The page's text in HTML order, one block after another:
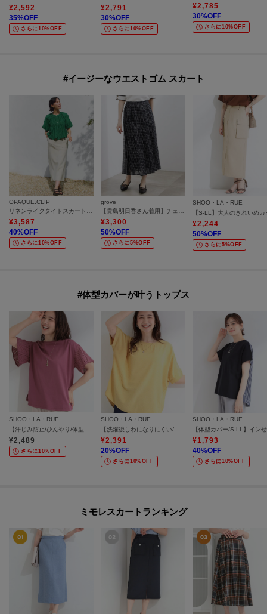
¥2,592
35%OFF
さらに10%OFF
¥2,791
30%OFF
さらに10%OFF
¥2,785
30%OFF
さらに10%OFF
#イージーなウエストゴム スカート
OPAQUE.CLIP
リネンライクタイトスカート【洗濯機OK】
¥3,587
40%OFF
さらに10%OFF
grove
【貴島明日香さん着用】チェックレースプリーツスカート
¥3,300
50%OFF
さらに5%OFF
SHOO・LA・RUE
¥2,244
50%OFF
さらに5%OFF
#体型カバーが叶うトップス
SHOO・LA・RUE
¥2,489
さらに10%OFF
SHOO・LA・RUE
¥2,391
20%OFF
さらに10%OFF
SHOO・LA・RUE
¥1,793
40%OFF
さらに10%OFF
ミモレスカートランキング